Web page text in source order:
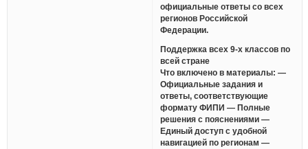
официальные ответы со всех
регионов Российской
Федерации.
Поддержка всех 9-х классов по
всей стране
Что включено в материалы: —
Официальные задания и
ответы, соответствующие
формату ФИПИ — Полные
решения с пояснениями —
Единый доступ с удобной
навигацией по регионам —